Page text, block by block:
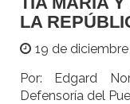
LA
19 de
Por: Edgard
Defensoría del